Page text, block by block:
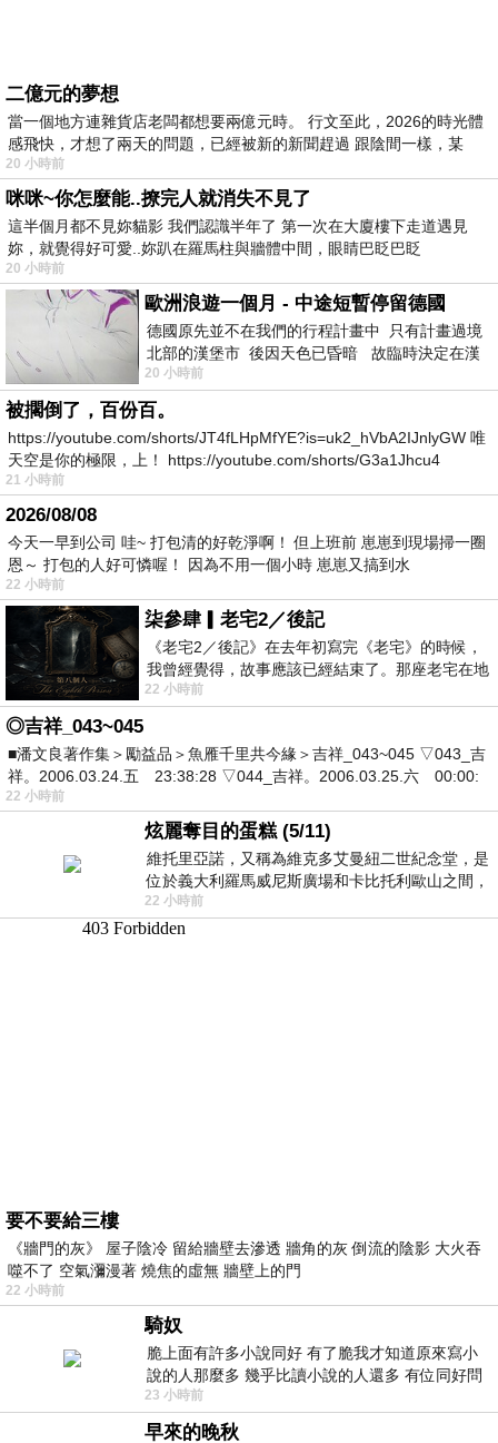
二億元的夢想
當一個地方連雜貨店老闆都想要兩億元時。 行文至此，2026的時光體
感飛快，才想了兩天的問題，已經被新的新聞趕過 跟陰間一樣，某
20 小時前
咪咪~你怎麼能..撩完人就消失不見了
這半個月都不見妳貓影 我們認識半年了 第一次在大廈樓下走道遇見
妳，就覺得好可愛..妳趴在羅馬柱與牆體中間，眼睛巴眨巴眨
20 小時前
歐洲浪遊一個月 - 中途短暫停留德國
德國原先並不在我們的行程計畫中 只有計畫過境
北部的漢堡市 後因天色已昏暗 故臨時決定在漢
堡市吃晚餐和過夜
20 小時前
被擱倒了，百份百。
https://youtube.com/shorts/JT4fLHpMfYE?is=uk2_hVbA2IJnlyGW 唯
天空是你的極限，上！ https://youtube.com/shorts/G3a1Jhcu4
21 小時前
2026/08/08
今天一早到公司 哇~ 打包清的好乾淨啊！ 但上班前 崽崽到現場掃一圈
恩～ 打包的人好可憐喔！ 因為不用一個小時 崽崽又搞到水
22 小時前
柒參肆▎老宅2／後記
《老宅2／後記》在去年初寫完《老宅》的時候，
我曾經覺得，故事應該已經結束了。那座老宅在地
震中倒塌，七個人終於離開那片黑暗，
22 小時前
◎吉祥_043~045
■潘文良著作集＞勵益品＞魚雁千里共今緣＞吉祥_043~045 ▽043_吉
祥。2006.03.24.五 23:38:28 ▽044_吉祥。2006.03.25.六 00:00:
22 小時前
炫麗奪目的蛋糕 (5/11)
維托里亞諾，又稱為維克多艾曼紐二世紀念堂，是
位於義大利羅馬威尼斯廣場和卡比托利歐山之間，
用以紀念統一義大利統一後的的第一位國
22 小時前
要不要給三樓
《牆門的灰》 屋子陰冷 留給牆壁去滲透 牆角的灰 倒流的陰影 大火吞
噬不了 空氣瀰漫著 燒焦的虛無 牆壁上的門
22 小時前
騎奴
脆上面有許多小說同好 有了脆我才知道原來寫小
說的人那麼多 幾乎比讀小說的人還多 有位同好問
了一個問題 她說為什麼高中文學獎的
23 小時前
早來的晚秋